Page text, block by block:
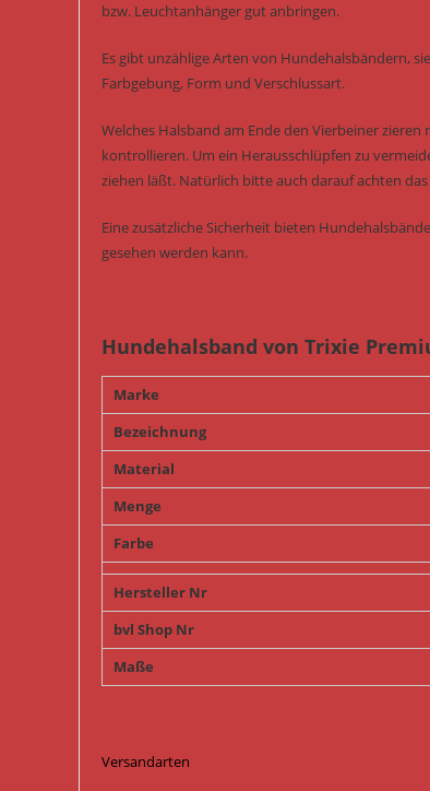
bzw. Leuchtanhänger gut anbringen.
Es gibt unzählige Arten von Hundehalsbändern,
Farbgebung, Form und Verschlussart.
Welches Halsband am Ende den Vierbeiner
kontrollieren. Um ein Herausschlüpfen zu
ziehen läßt. Natürlich bitte auch darauf achten
Eine zusätzliche Sicherheit bieten
gesehen werden kann.
Hundehalsband von Trixie
Marke
Bezeichnung
Material
Menge
Farbe
Hersteller Nr
bvl Shop Nr
Maße
Versandarten